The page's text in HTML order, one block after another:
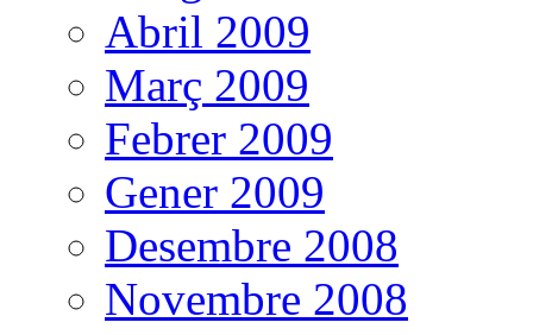
Abril 2009
Març 2009
Febrer 2009
Gener 2009
Desembre 2008
Novembre 2008